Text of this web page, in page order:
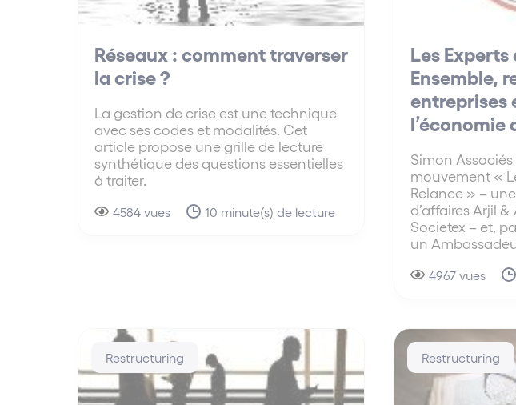
Réseaux : comment traverser
la crise ?
La gestion de crise est une technique
avec ses codes et modalités. Cet
article propose une grille de lecture
synthétique des questions essentielles
à traiter.
4584 vues 10 minute(s) de lecture
Les Experts
Ensemble,
entreprises
l’économie
Simon
mouvement «
Relance » –
d’affaires Arjil
Societex – et,
un
4967 vues
Restructuring Restructuring